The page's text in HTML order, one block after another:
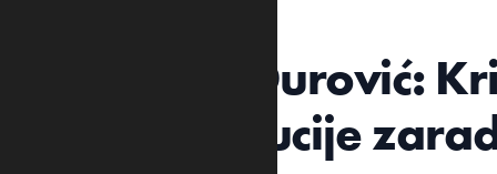
Novaković Đurović:
Vladu i institucije